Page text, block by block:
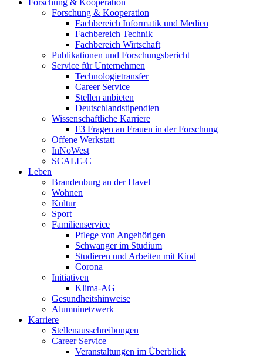
Forschung & Kooperation
Forschung & Kooperation
Fachbereich Informatik und Medien
Fachbereich Technik
Fachbereich Wirtschaft
Publikationen und Forschungsbericht
Service für Unternehmen
Technologietransfer
Career Service
Stellen anbieten
Deutschlandstipendien
Wissenschaftliche Karriere
F3 Fragen an Frauen in der Forschung
Offene Werkstatt
InNoWest
SCALE-C
Leben
Brandenburg an der Havel
Wohnen
Kultur
Sport
Familienservice
Pflege von Angehörigen
Schwanger im Studium
Studieren und Arbeiten mit Kind
Corona
Initiativen
Klima-AG
Gesundheitshinweise
Alumninetzwerk
Karriere
Stellenausschreibungen
Career Service
Veranstaltungen im Überblick